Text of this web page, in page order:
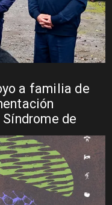
a familia de
de